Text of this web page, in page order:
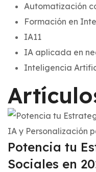
Automatización
Formación en
IA11
IA aplicada en
Inteligencia
Potencia tu
Sociales en